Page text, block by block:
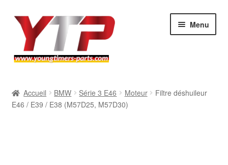
Aller
navigation
Aller
contenu
Menu
BMW
Accueil BMW Série 3 E46 Moteur
Filtre déshuileur
E46 / E39 / E38 (M57D25, M57D30)